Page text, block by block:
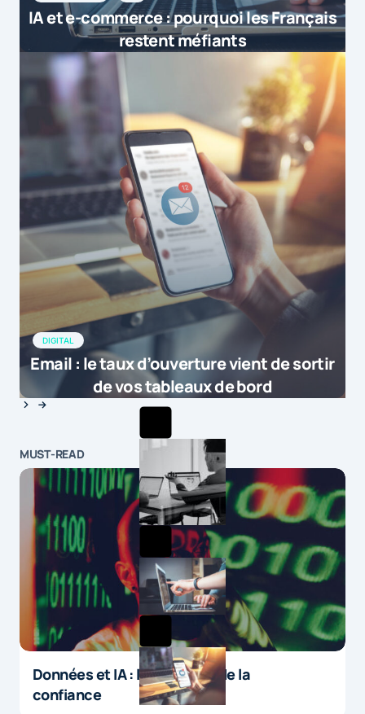
IA et e-commerce : pourquoi les Français
restent méfiants
DIGITAL
Email : le taux d’ouverture vient de sortir
de vos tableaux de bord
MUST-READ
Données et IA : le paradoxe de la
confiance